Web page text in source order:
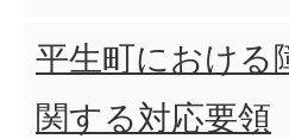
平生町における
関する対応要領